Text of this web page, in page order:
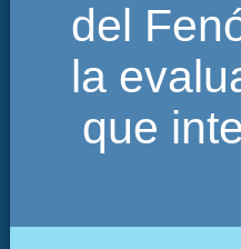
del
la
que